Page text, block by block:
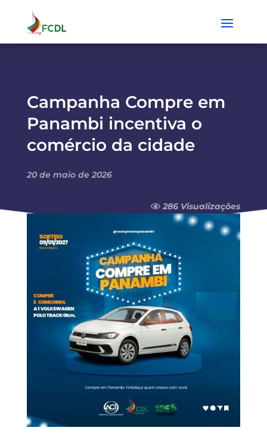
Campanha Compre em
Panambi incentiva o
comércio da cidade
20 de maio de 2026
286 Visualizações